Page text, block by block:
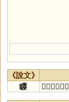
《說文》
瞟
𥉻也。从目